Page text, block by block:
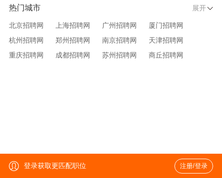
热门城市 展开
北京招聘网 上海招聘网 广州招聘网
厦门招聘网
杭州招聘网
郑州招聘网 南京招聘网
天津招聘网
重庆招聘网
成都招聘网 苏州招聘网
商丘招聘网
登录获取更匹配职位 注册/登录